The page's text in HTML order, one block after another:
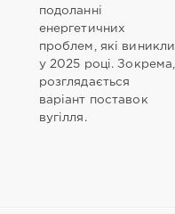
подоланні
енергетичних
проблем, які виникли
у 2025 році. Зокрема,
розглядається
варіант поставок
вугілля.